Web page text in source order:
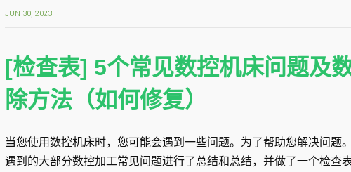
JUN 30, 2023
[检查表] 5个常见数控机床问题及
除方法（如何修复）
当您使用数控机床时，您可能会遇到一些问题。为了帮助您解决问题
遇到的大部分数控加工常见问题进行了总结和总结，并做了一个检查